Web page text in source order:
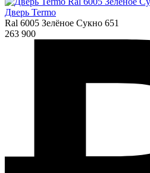
Дверь Termo
Ral 6005 Зелёное Сукно 651
263 900